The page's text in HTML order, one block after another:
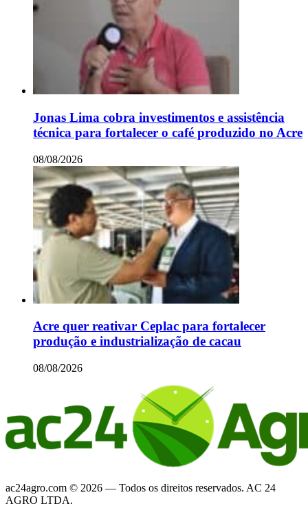
Jonas Lima cobra investimentos e assistência
técnica para fortalecer o café produzido no Acre
08/08/2026
Acre quer reativar Ceplac para fortalecer
produção e industrialização de cacau
08/08/2026
ac24agro.com © 2026 — Todos os direitos reservados. AC 24
AGRO LTDA.